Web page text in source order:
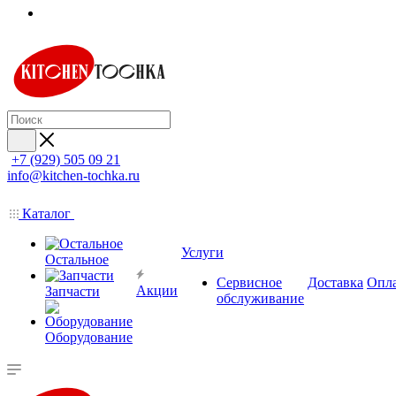
+7 (929) 505 09 21
info@kitchen-tochka.ru
Каталог
Остальное
Запчасти
Оборудование
Акции
Услуги
Сервисное
обслуживание
Доставка